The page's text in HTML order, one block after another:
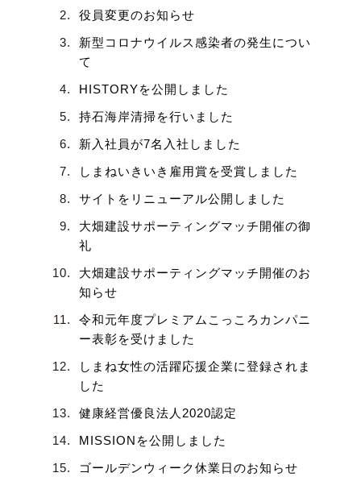
役員変更のお知らせ
新型コロナウイルス感染者の発生につい
て
HISTORYを公開しました
持石海岸清掃を行いました
新入社員が7名入社しました
しまねいきいき雇用賞を受賞しました
サイトをリニューアル公開しました
大畑建設サポーティングマッチ開催の御
礼
大畑建設サポーティングマッチ開催のお
知らせ
令和元年度プレミアムこっころカンパニ
ー表彰を受けました
しまね女性の活躍応援企業に登録されま
した
健康経営優良法人2020認定
MISSIONを公開しました
ゴールデンウィーク休業日のお知らせ